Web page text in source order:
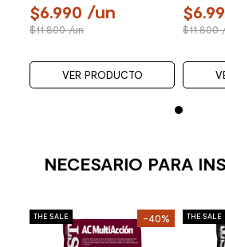
6.990 /un
11.800/un
VER PRODUCTO
11.800/
NECESARIO PARA
THE SALE -40% THE SALE